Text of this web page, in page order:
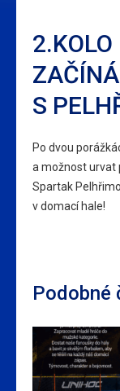
2.KOLO
S
Po dvou
a možnost urvat
Spartak
v domací hale!
Podobné